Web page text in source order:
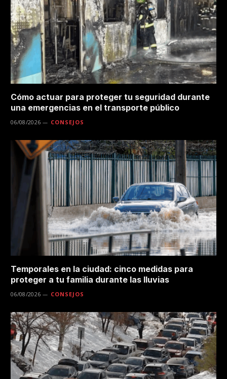
Cómo actuar para proteger tu seguridad durante
una emergencias en el transporte público
06/08/2026 CONSEJOS
Temporales en la ciudad: cinco medidas para
proteger a tu familia durante las lluvias
06/08/2026 CONSEJOS